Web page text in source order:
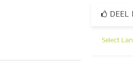
DEEL
Select